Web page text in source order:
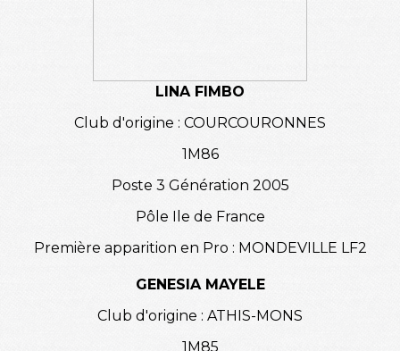
LINA FIMBO
Club d'origine : COURCOURONNES
1M86
Poste 3 Génération 2005
Pôle Ile de France
Première apparition en Pro : MONDEVILLE LF2
GENESIA MAYELE
Club d'origine : ATHIS-MONS
1M85